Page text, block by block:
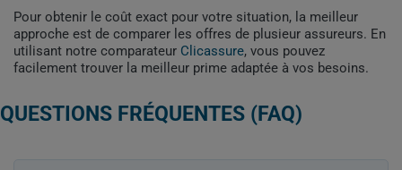
Pour obtenir le coût exact pour votre situation, la meilleur
approche est de comparer les offres de plusieur assureurs. En
utilisant notre comparateur Clicassure, vous pouvez
facilement trouver la meilleur prime adaptée à vos besoins.
QUESTIONS FRÉQUENTES (FAQ)